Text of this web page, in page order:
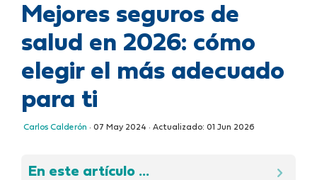
Mejores seguros de
salud en 2026: cómo
elegir el más adecuado
para ti
Carlos Calderón · 07 May 2024 · Actualizado: 01 Jun 2026
En este artículo ...